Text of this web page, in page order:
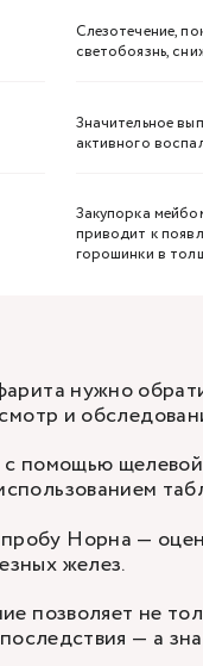
Слезотечение,
светобоязнь,
Значительное
активного
Закупорка
приводит к
горошинки в
нужно
и
с помощью
Норна —
желез.
позволяет не
— а